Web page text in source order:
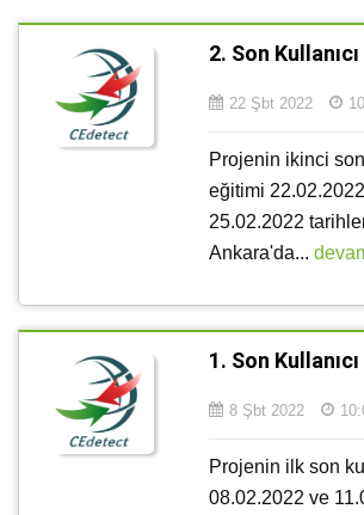
2. Son
22 Şbt 2022
Projenin ikinci son
eğitimi
25.02.2022
Ankara'da...
1. Son
8 Şbt 2022
Projenin ilk son
08.02.2022 ve